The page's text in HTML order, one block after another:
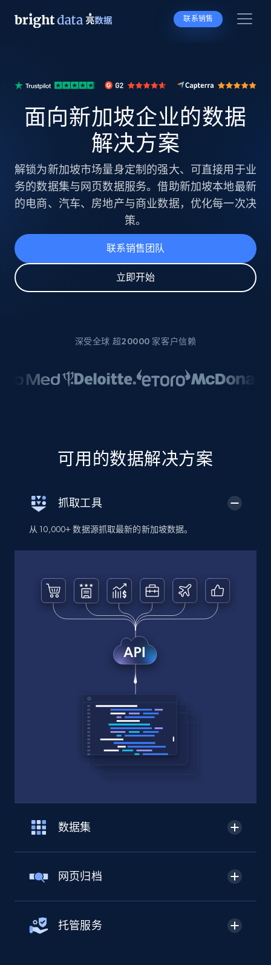
联系销售
面向新加坡企业的数据
解决方案
解锁为新加坡市场量身定制的强大、可直接用于业
务的数据集与网页数据服务。借助新加坡本地最新
的电商、汽车、房地产与商业数据，优化每一次决
策。
联系销售团队
立即开始
深受全球 超20000 家客户信赖
可用的数据解决方案
抓取工具
从 10,000+ 数据源抓取最新的新加坡数据。
数据集
网页归档
托管服务